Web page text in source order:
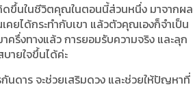
ขึ้นในชีวิตคุณในตอนนี้ส่วนหนึ่ง มาจากผล
ยได้กระทำกับเขา แล้วตัวคุณเองก็จำเป็น
รึ่งทางแล้ว การยอมรับความจริง และลุก
ายใจขึ้นได้ค่ะ
ดาร จะช่วยเสริมดวง และช่วยให้ปัญหาที่